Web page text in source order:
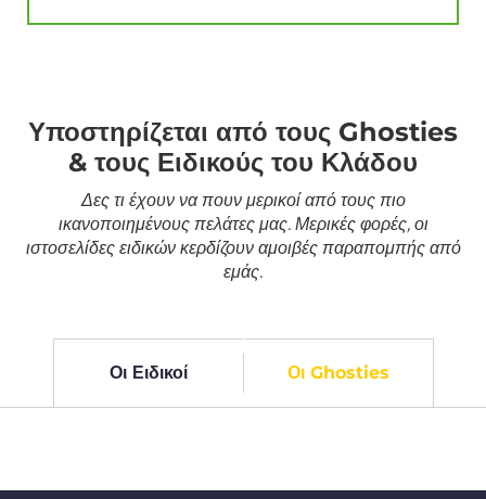
Υποστηρίζεται από τους Ghosties
& τους Ειδικούς του Κλάδου
Δες τι έχουν να πουν μερικοί από τους πιο
ικανοποιημένους πελάτες μας. Μερικές φορές, οι
ιστοσελίδες ειδικών κερδίζουν αμοιβές παραπομπής από
εμάς.
Οι Ειδικοί Οι Ghosties